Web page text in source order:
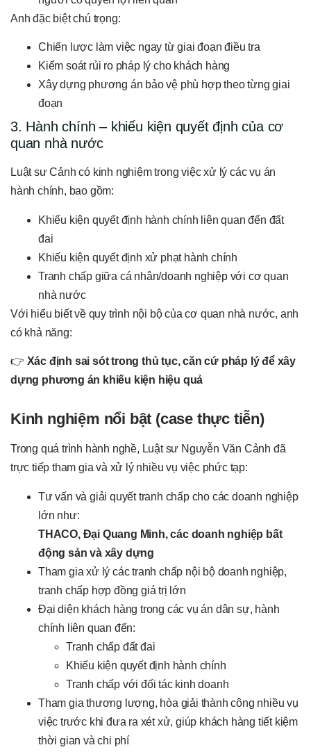
Anh đặc biệt chú trọng:
Chiến lược làm việc ngay từ giai đoạn điều tra
Kiểm soát rủi ro pháp lý cho khách hàng
Xây dựng phương án bảo vệ phù hợp theo từng giai
đoạn
3. Hành chính – khiếu kiện quyết định của cơ
quan nhà nước
Luật sư Cảnh có kinh nghiệm trong việc xử lý các vụ án
hành chính, bao gồm:
Khiếu kiện quyết định hành chính liên quan đến đất
đai
Khiếu kiện quyết định xử phạt hành chính
Tranh chấp giữa cá nhân/doanh nghiệp với cơ quan
nhà nước
Với hiểu biết về quy trình nội bộ của cơ quan nhà nước, anh
có khả năng:
👉 Xác định sai sót trong thủ tục, căn cứ pháp lý để xây
dựng phương án khiếu kiện hiệu quả
Kinh nghiệm nổi bật (case thực tiễn)
Trong quá trình hành nghề, Luật sư Nguyễn Văn Cảnh đã
trực tiếp tham gia và xử lý nhiều vụ việc phức tạp:
Tư vấn và giải quyết tranh chấp cho các doanh nghiệp
lớn như:
THACO, Đại Quang Minh, các doanh nghiệp bất
động sản và xây dựng
Tham gia xử lý các tranh chấp nội bộ doanh nghiệp,
tranh chấp hợp đồng giá trị lớn
Đại diện khách hàng trong các vụ án dân sự, hành
chính liên quan đến:
Tranh chấp đất đai
Khiếu kiện quyết định hành chính
Tranh chấp với đối tác kinh doanh
Tham gia thương lượng, hòa giải thành công nhiều vụ
việc trước khi đưa ra xét xử, giúp khách hàng tiết kiệm
thời gian và chi phí